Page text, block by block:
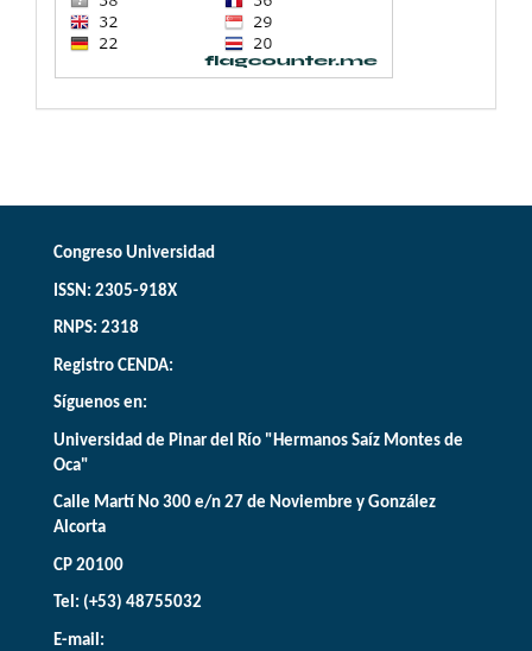
Congreso Universidad
ISSN: 2305-918X
RNPS: 2318
Registro CENDA:
Síguenos en:
Universidad de Pinar del Río "Hermanos Saíz Montes de
Oca"
Calle Martí No 300 e/n 27 de Noviembre y González
Alcorta
CP 20100
Tel: (+53) 48755032
E-mail: